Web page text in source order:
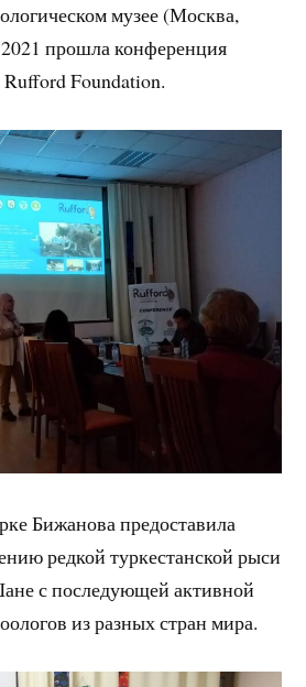
музее (Москва,
прошла конференция
Rufford Foundation.
Бижанова предоставила
редкой туркестанской рыси
с последующей активной
из разных стран мира.